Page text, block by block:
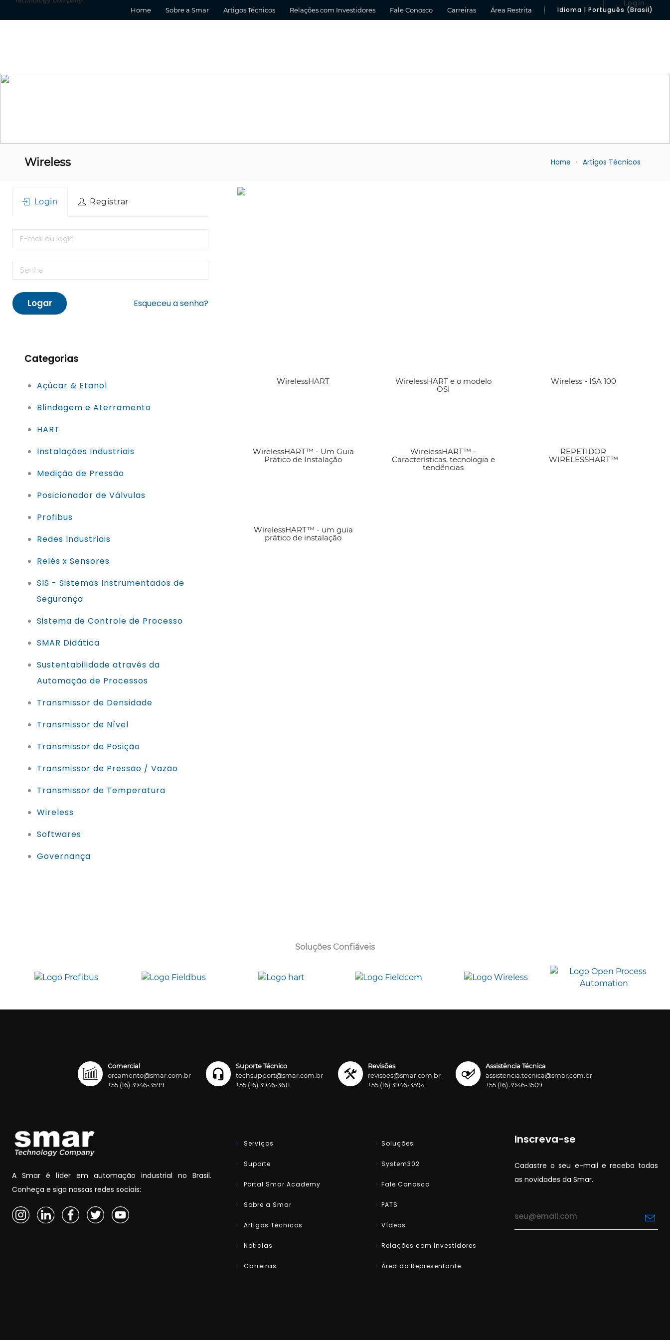
Home Sobre a Smar Artigos Técnicos Relações com Investidores Fale Conosco Carreiras Área Restrita Idioma | Português (Brasil)
Login
Wireless Home Artigos Técnicos
Login Registrar
Logar Esqueceu a senha?
Ver artigo
WirelessHART Ver artigo
WirelessHART e o modelo
OSI
Ver artigo
Wireless - ISA 100
Ver artigo
WirelessHART™ - Um Guia
Prático de Instalação
Ver artigo
WirelessHART™ -
Características, tecnologia e
tendências
Ver artigo
REPETIDOR
WIRELESSHART™
Ver artigo
WirelessHART™ - um guia
prático de instalação
Categorias
Açúcar & Etanol
Blindagem e Aterramento
HART
Instalações Industriais
Medição de Pressão
Posicionador de Válvulas
Profibus
Redes Industriais
Relés x Sensores
SIS - Sistemas Instrumentados de
Segurança
Sistema de Controle de Processo
SMAR Didática
Sustentabilidade através da
Automação de Processos
Transmissor de Densidade
Transmissor de Nível
Transmissor de Posição
Transmissor de Pressão / Vazão
Transmissor de Temperatura
Wireless
Softwares
Governança
Soluções Confiáveis
Comercial
orcamento@smar.com.br
+55 (16) 3946-3599
Suporte Técnico
techsupport@smar.com.br
+55 (16) 3946-3611
Revisões
revisoes@smar.com.br
+55 (16) 3946-3594
Assistência Técnica
assistencia.tecnica@smar.com.br
+55 (16) 3946-3509
A Smar é líder em automação industrial no Brasil.
Conheça e siga nossas redes sociais:
Serviços
Suporte
Portal Smar Academy
Sobre a Smar
Artigos Técnicos
Noticias
Carreiras
Soluções
System302
Fale Conosco
PATS
Vídeos
Relações com Investidores
Área do Representante
Inscreva-se
Cadastre o seu e-mail e receba todas
as novidades da Smar.